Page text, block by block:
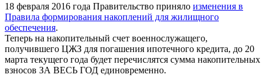
18 февраля 2016 года Правительство приняло изменения в
Правила формирования накоплений для жилищного
обеспечения.
Теперь на накопительный счет военнослужащего,
получившего ЦЖЗ для погашения ипотечного кредита, до 20
марта текущего года будет перечислятся сумма накопительных
взносов ЗА ВЕСЬ ГОД единовременно.